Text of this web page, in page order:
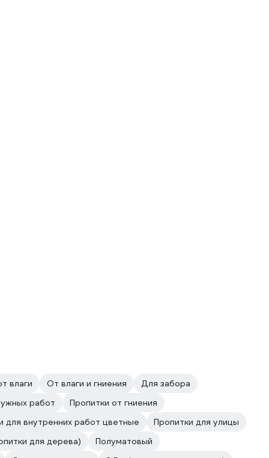
влаги От влаги и гниения
Для забора
работ
Пропитки от гниения
для внутренних работ цветные
Пропитки для улицы
для дерева)
Полуматовый